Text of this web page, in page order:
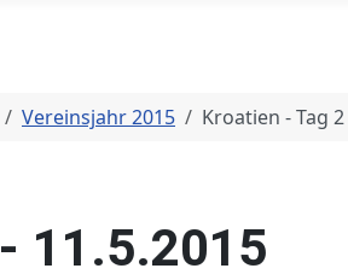
Vereinsjahr 2015 Kroatien - Tag
11.5.2015